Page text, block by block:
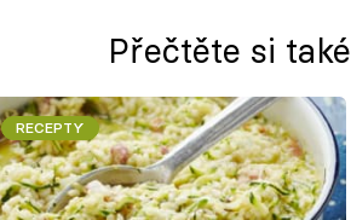
Přečtěte si také
RECEPTY